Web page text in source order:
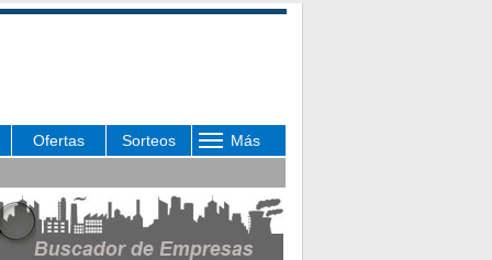
Ofertas Sorteos Más